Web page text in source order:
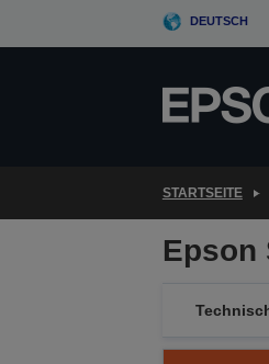
DEUTSCH
STARTSEITE
Epson